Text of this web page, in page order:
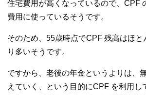
住宅費用が高くなっているので、CPF
費用に使っているそうです。
そのため、55歳時点でCPF 残高はほと
り多いそうです。
ですから、老後の年金というよりは、
えていく、という目的にCPF を利用し